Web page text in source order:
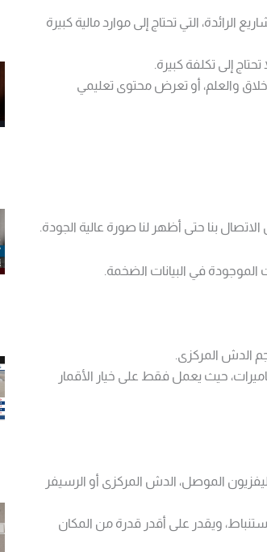
التي تحتاج إلى موارد مالية كبيرة
إلى تكلفة كبيرة.
والعلم، أو تعرض محتوى تعليمي
بنا حتى أظهر لنا صورة عالية الجودة.
الموجودة في البيانات الضخمة.
الدش المركزى.
حيث يعمل فقط على خيار الأقمار
الموصل، الدش المركزى أو الرسيفر
ويقدر على أقدر قدرة من المكان